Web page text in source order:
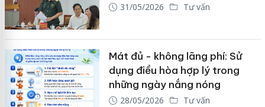
31/05/2026 Tư vấn
Mát đủ - không lãng phí: Sử
dụng điều hòa hợp lý trong
những ngày nắng nóng
28/05/2026 Tư vấn